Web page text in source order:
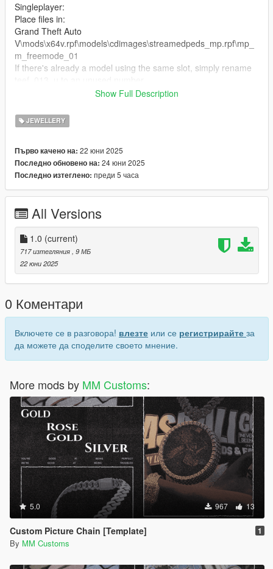
Singleplayer:
Place files in:
Grand Theft Auto
V\mods\x64v.rpf\models\cdimages\streamedpeds_mp.rpf\mp_
m_freemode_01
If there's already a model using the same slot, simply rename
Rename the files as needed.
Drop them into your FiveM resource’s stream folder.
🔥 More exclusive drops coming soon
join the Discord to stay updated:
https://discord.gg/2SNYRj4fre
Show Full Description
JEWELLERY
Първо качено на: 22 юни 2025
Последно обновено на: 24 юни 2025
Последно изтеглено: преди 5 часа
All Versions
1.0 (current)
717 изтегляния, 9 МБ
22 юни 2025
0 Коментари
Включете се в разговора! влезте или се регистрирайте за
да можете да споделите своето мнение.
More mods by MM Customs:
5.0 967 13
Custom Picture Chain [Template] 1
By MM Customs